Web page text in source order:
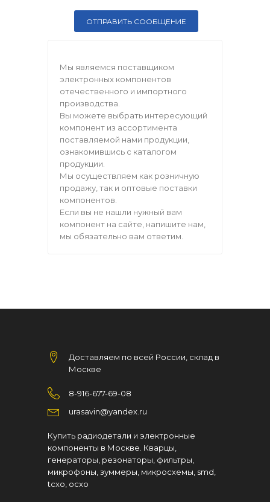
Мы являемся поставщиком
электронных компонентов
отечественного и импортного
производства.
Вы можете выбрать интересующий
компонент из ассортимента
поставляемой нами продукции,
ознакомившись с каталогом
продукции.
Мы осуществляем как розничную
продажу, так и оптовые поставки
компонентов.
Если вы не нашли нужный вам
компонент на сайте, напишите нам,
мы обязательно вам ответим.
Доставляем по всей России, склад в
Москве
8-916-677-69-08
urasavin@yandex.ru
Купить радиодетали и электронные
компоненты в Москве. Кварцы,
генераторы, резонаторы, фильтры,
микрофоны, зуммеры, микросхемы, smd,
tcxo, ocxo